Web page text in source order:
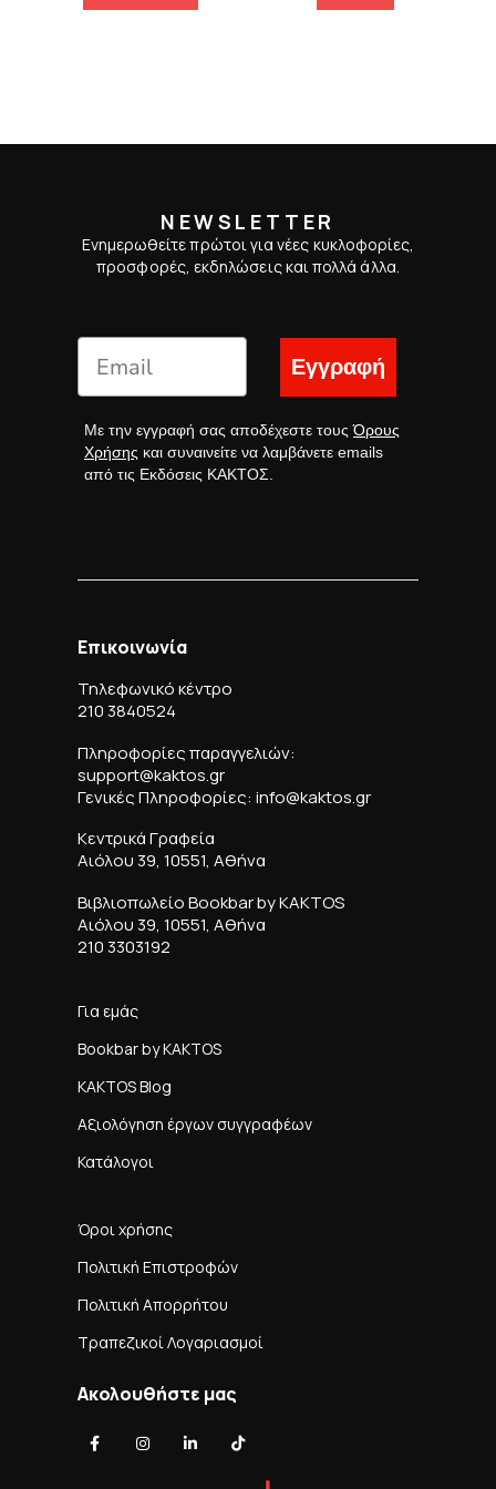
NEWSLETTER
Ενημερωθείτε πρώτοι για νέες κυκλοφορίες,
προσφορές, εκδηλώσεις και πολλά άλλα.
Εγγραφή
Με την εγγραφή σας αποδέχεστε τουςΌρους
Χρήσης και συναινείτε να λαμβάνετε emails
από τις Εκδόσεις ΚΑΚΤΟΣ.
Επικοινωνία
Τηλεφωνικό κέντρο
210 3840524
Πληροφορίες παραγγελιών:
support@kaktos.gr
Γενικές Πληροφορίες: info@kaktos.gr
Κεντρικά Γραφεία
Αιόλου 39, 10551, Αθήνα
Βιβλιοπωλείο Bookbar by KAKTOS
Αιόλου 39, 10551, Αθήνα
210 3303192
Για εμάς
Bookbar by KAKTOS
KAKTOS Blog
Αξιολόγηση έργων συγγραφέων
Κατάλογοι
Όροι χρήσης
Πολιτική Επιστροφών
Πολιτική Απορρήτου
Τραπεζικοί Λογαριασμοί
Ακολουθήστε μας